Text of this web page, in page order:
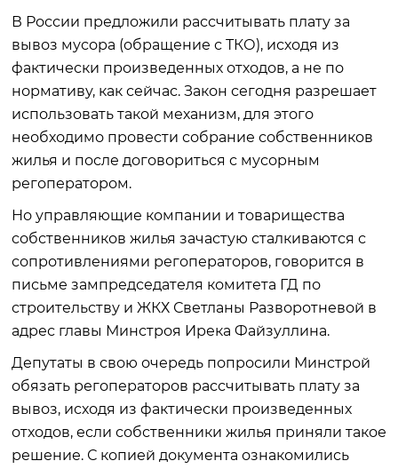
В России предложили рассчитывать плату за
вывоз мусора (обращение с ТКО), исходя из
фактически произведенных отходов, а не по
нормативу, как сейчас. Закон сегодня разрешает
использовать такой механизм, для этого
необходимо провести собрание собственников
жилья и после договориться с мусорным
регоператором.
Но управляющие компании и товарищества
собственников жилья зачастую сталкиваются с
сопротивлениями регоператоров, говорится в
письме зампредседателя комитета ГД по
строительству и ЖКХ Светланы Разворотневой в
адрес главы Минстроя Ирека Файзуллина.
Депутаты в свою очередь попросили Минстрой
обязать регоператоров рассчитывать плату за
вывоз, исходя из фактически произведенных
отходов, если собственники жилья приняли такое
решение. С копией документа ознакомились